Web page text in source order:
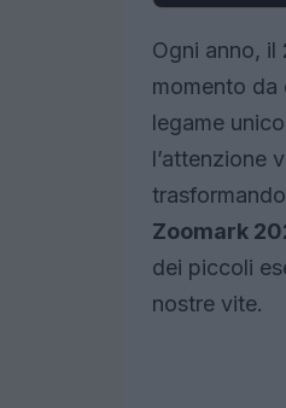
Ogni anno, il
momento da
legame
l’attenzione
Zoomark
dei piccoli
nostre vite.